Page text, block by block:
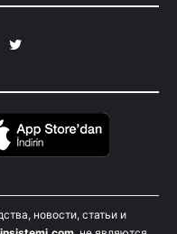
новости, статьи и